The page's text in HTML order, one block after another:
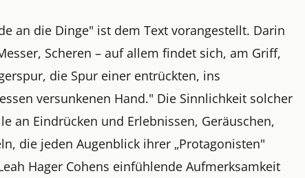
an die Dinge" ist dem Text vorangestellt. Darin
Scheren – auf allem findet sich, am Griff,
die Spur einer entrückten, ins
versunkenen Hand." Die Sinnlichkeit solcher
an Eindrücken und Erlebnissen, Geräuschen,
die jeden Augenblick ihrer „Protagonisten"
Hager Cohens einfühlende Aufmerksamkeit